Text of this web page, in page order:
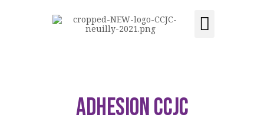
ACCUEIL
LE CENTRE
ADHESION CCJC